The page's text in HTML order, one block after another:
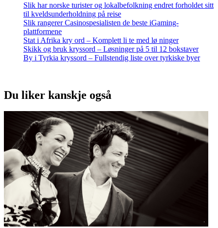
Slik har norske turister og lokalbefolkning endret forholdet sitt
til kveldsunderholdning på reise
Slik rangerer Casinospesialisten de beste iGaming-
plattformene
Stat i Afrika kry ord – Komplett li te med lø ninger
Skikk og bruk kryssord – Løsninger på 5 til 12 bokstaver
By i Tyrkia kryssord – Fullstendig liste over tyrkiske byer
Du liker kanskje også